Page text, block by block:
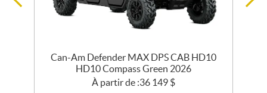
Can-Am Defender MAX DPS CAB HD10
HD10 Compass Green 2026
À partir de :36 149 $